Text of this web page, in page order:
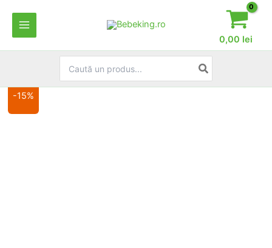
content
0,00 lei
for:
-15%